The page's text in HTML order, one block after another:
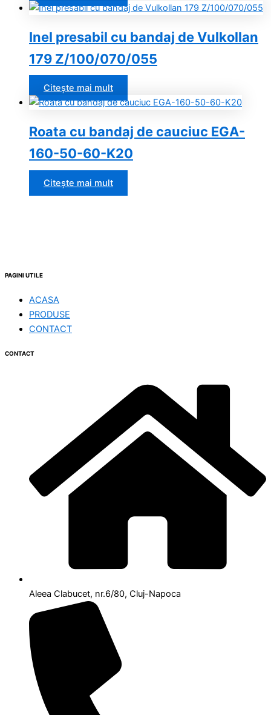
Inel presabil cu bandaj de Vulkollan
179 Z/100/070/055
Citește mai mult
Roata cu bandaj de cauciuc EGA-
160-50-60-K20
Citește mai mult
PAGINI UTILE
ACASA
PRODUSE
CONTACT
CONTACT
Aleea Clabucet, nr.6/80, Cluj-Napoca